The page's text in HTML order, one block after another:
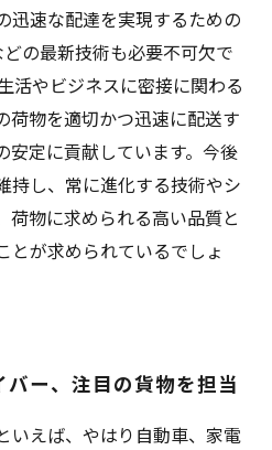
迅速な配達を実現するための
どの最新技術も必要不可欠で
活やビジネスに密接に関わる
荷物を適切かつ迅速に配送す
安定に貢献しています。今後
持し、常に進化する技術やシ
荷物に求められる高い品質と
とが求められているでしょ
バー、注目の貨物を担当
いえば、やはり自動車、家電